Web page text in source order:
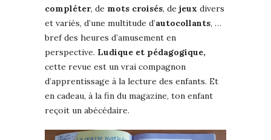
compléter, de mots croisés, de jeux divers
et variés, d’une multitude d’autocollants, …
bref des heures d’amusement en
perspective. Ludique et pédagogique,
cette revue est un vrai compagnon
d’apprentissage à la lecture des enfants. Et
en cadeau, à la fin du magazine, ton enfant
reçoit un abécédaire.